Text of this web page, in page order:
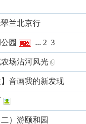
翠兰北京行
园 ... 2 3
场沾河风光
】音画我的新发现
）游颐和园